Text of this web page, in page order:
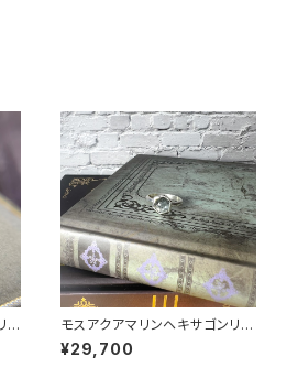
ン
モスアクアマリンヘキサゴンリン
グ RG25-257
¥29,700